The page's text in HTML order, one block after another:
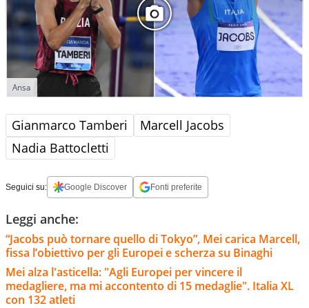
Ansa
Gianmarco Tamberi
Marcell Jacobs
Nadia Battocletti
Seguici su: Google Discover Fonti preferite
Leggi anche:
“Jacobs può tornare quello di Tokyo”, Mei carica Marcell,
fissa l’obiettivo per gli Europei e scherza su Binaghi
Mei alza l'asticella: "Agli Europei per vincere il
medagliere, ma mi accontento di 15 medaglie". Italia XL
con 132 atleti